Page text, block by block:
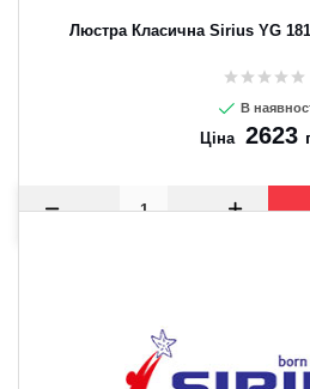
Люстра Класична Sirius YG
В
Ціна 2623